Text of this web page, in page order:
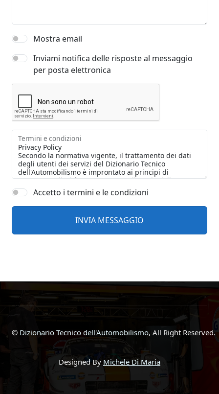
Mostra email
Inviami notifica delle risposte al messaggio
per posta elettronica
Termini e condizioni
Accetto i termini e le condizioni
© Dizionario Tecnico dell'Automobilismo, All Right Reserved.
Designed By Michele Di Maria